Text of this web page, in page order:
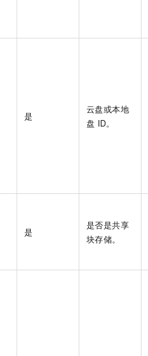
是
云盘或本地
盘 ID。
是
是否是共享
块存储。